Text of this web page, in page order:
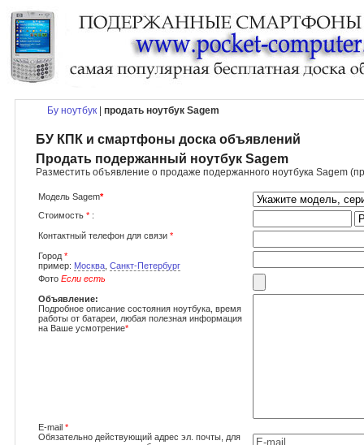
Бу ноутбук продать ноутбук Sagem
БУ КПК и смартфоны доска объявлений
Продать подержанный ноутбук Sagem
Разместить объявление о продаже подержанного ноутбука Sagem
Модель Sagem*
Стоимость * :
Контактный телефон для связи *
Город *
пример: Москва Санкт-Петербург
Фото Если есть
Объявление:
Подробное описание состояния ноутбука, время
работы от батареи, любая полезная информация
на Ваше усмотрение*
E-mail *
Обязательно действующий адрес эл. почты, для